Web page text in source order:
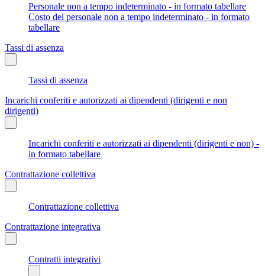
Personale non a tempo indeterminato - in formato tabellare
Costo del personale non a tempo indeterminato - in formato
tabellare
Tassi di assenza
Tassi di assenza
Incarichi conferiti e autorizzati ai dipendenti (dirigenti e non
dirigenti)
Incarichi conferiti e autorizzati ai dipendenti (dirigenti e non) -
in formato tabellare
Contrattazione collettiva
Contrattazione collettiva
Contrattazione integrativa
Contratti integrativi